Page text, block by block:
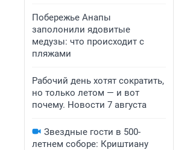
Побережье Анапы
заполонили ядовитые
медузы: что происходит с
пляжами
Рабочий день хотят сократить,
но только летом — и вот
почему. Новости 7 августа
Звездные гости в 500-
летнем соборе: Криштиану